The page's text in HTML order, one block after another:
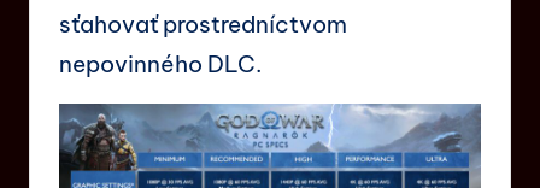
sťahovať prostredníctvom
nepovinného DLC.